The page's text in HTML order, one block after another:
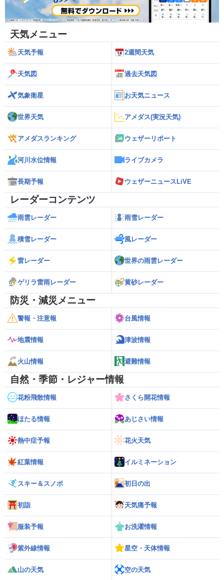
天気メニュー
天気予報 2週間天気
天気図 過去天気図
気象衛星 お天気ニュース
世界天気 アメダス(実況天気)
アメダスランキング ウェザーリポート
河川水位情報 ライブカメラ
長期予報 ウェザーニュースLiVE
レーダーコンテンツ
雨雲レーダー 雨雪レーダー
積雪レーダー 風レーダー
雷レーダー 世界の雨雲レーダー
ゲリラ雷雨レーダー 黄砂レーダー
防災・減災メニュー
警報・注意報 台風情報
地震情報 津波情報
火山情報 避難情報
自然・季節・レジャー情報
花粉飛散情報 さくら開花情報
ほたる情報 あじさい情報
熱中症予報 花火天気
紅葉情報 イルミネーション
スキー＆スノボ 初日の出
初詣 天気痛予報
服装予報 お洗濯情報
紫外線情報 星空・天体情報
山の天気 空の天気